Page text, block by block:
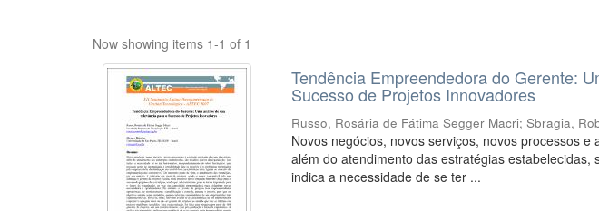
Now showing items 1-1 of 1
Tendência Empreendedora do Gerente:
Sucesso de Projetos Innovadores
Russo, Rosária de Fátima Segger Macri;Sbragia,
Novos negócios, novos serviços, novos processos
além do atendimento das estratégias
indica a necessidade de se ter ...